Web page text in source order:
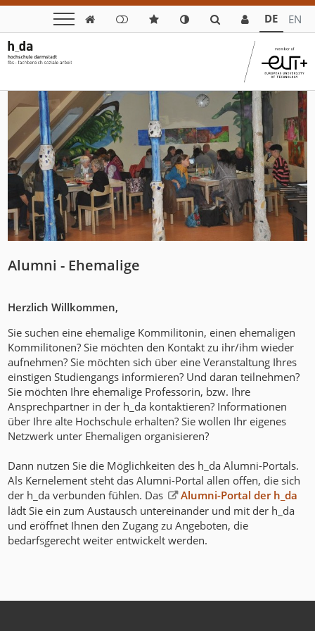
 DE EN
Alumni - Ehemalige
Herzlich Willkommen,
Sie suchen eine ehemalige Kommilitonin, einen ehemaligen
Kommilitonen? Sie möchten den Kontakt zu ihr/ihm wieder
aufnehmen? Sie möchten sich über eine Veranstaltung Ihres
einstigen Studiengangs informieren? Und daran teilnehmen?
Sie möchten Ihre ehemalige Professorin, bzw. Ihre
Ansprechpartner in der h_da kontaktieren? Informationen
über Ihre alte Hochschule erhalten? Sie wollen Ihr eigenes
Netzwerk unter Ehemaligen organisieren?
Dann nutzen Sie die Möglichkeiten des h_da Alumni-Portals.
Als Kernelement steht das Alumni-Portal allen offen, die sich
der h_da verbunden fühlen. Das
Alumni-Portal der h_da
lädt Sie ein zum Austausch untereinander und mit der h_da
und eröffnet Ihnen den Zugang zu Angeboten, die
bedarfsgerecht weiter entwickelt werden.